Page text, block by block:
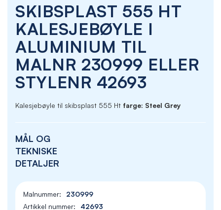
SKIBSPLAST 555 HT
KALESJEBØYLE I
ALUMINIUM TIL
MALNR 230999 ELLER
STYLENR 42693
Kalesjebøyle til skibsplast 555 Ht farge: Steel Grey
MÅL OG
TEKNISKE
DETALJER
230999
42693
the
beginning
the
images
gallery